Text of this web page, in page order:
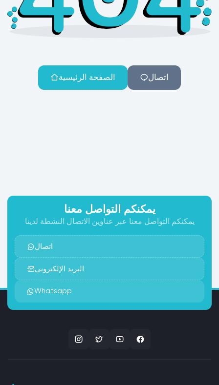
الصفحة الرئيسية اتصال
يمكنكم التواصل معنا
يمكنكم التواصل معنا عبر عناوين الاتصال النشطة لدينا
اتصال
البريد الإلكتروني
Whatsapp